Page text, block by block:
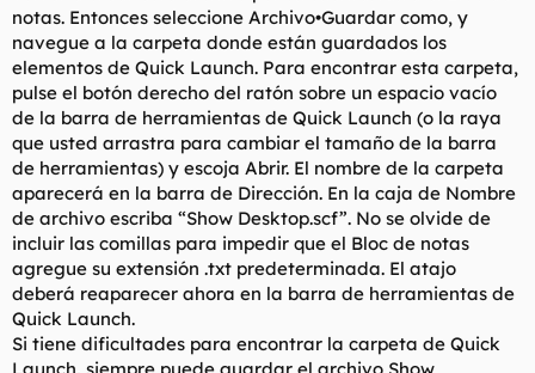
notas. Entonces seleccione Archivo•Guardar como, y
navegue a la carpeta donde están guardados los
elementos de Quick Launch. Para encontrar esta carpeta,
pulse el botón derecho del ratón sobre un espacio vacío
de la barra de herramientas de Quick Launch (o la raya
que usted arrastra para cambiar el tamaño de la barra
de herramientas) y escoja Abrir. El nombre de la carpeta
aparecerá en la barra de Dirección. En la caja de Nombre
de archivo escriba “Show Desktop.scf”. No se olvide de
incluir las comillas para impedir que el Bloc de notas
agregue su extensión .txt predeterminada. El atajo
deberá reaparecer ahora en la barra de herramientas de
Quick Launch.
Si tiene dificultades para encontrar la carpeta de Quick
Launch, siempre puede guardar el archivo Show